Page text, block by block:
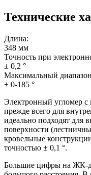
Технические
Длина:
348 мм
Точность при
± 0,2 °
Максимальный
± 0-185 °
Электронный угломер
прежде всего для
идеально подходят для
поверхности
кровельные
точностью ± 0,1 °.
Большие цифры на ЖК-